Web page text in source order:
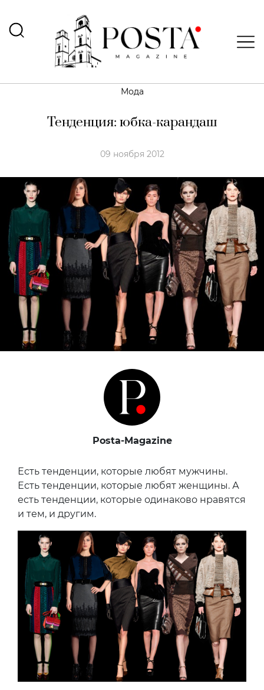
Мода
Тенденция: юбка-карандаш
09 ноября 2012
Posta-Magazine
Есть тенденции, которые любят мужчины.
Есть тенденции, которые любят женщины. А
есть тенденции, которые одинаково нравятся
и тем, и другим.